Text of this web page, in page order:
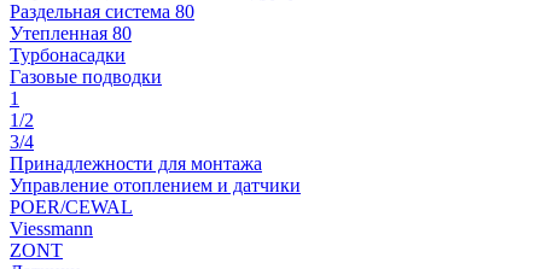
Раздельная система 80
Утепленная 80
Турбонасадки
Газовые подводки
1
1/2
3/4
Принадлежности для монтажа
Управление отоплением и датчики
POER/CEWAL
Viessmann
ZONT